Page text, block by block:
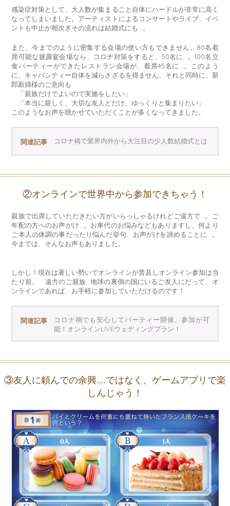
感染症対策として、大人数が集まること自体にハードルが非常に高く
なってしまいました。アーティストによるコンサートやライブ、イベ
ントも中止が相次ぎその流れは結婚式にも…。
また、今までのように密集する会場の使い方もできません。80名着
席可能な披露宴会場なら、コロナ対策をすると、50名に…。100名立
食パーティーができたレストラン会場が、着席45名に…。このよう
に、キャパシティー自体を減らさざるを得ません。それと同時に、新
郎新婦様のご意向も
「親族だけでよいので実施をしたい」
「本当に親しく、大切な友人とだけ、ゆっくりと集まりたい」
このようなお声を聴かせていただくことが多くなってきました。
関連記事 コロナ禍で業界内外から大注目の少人数結婚式とは
②オンラインで世界中から参加できちゃう！
親族で出席していただきたい方がいらっしゃるけれどご遠方で…。ご
年配の方へのお声がけ…。お車代のお悩みなどもありますし、何より
ご本人の体調の事だったり悩んだ挙句、お声がけを諦めることに…。
今までは、そんなお声もありました。
しかし！現在は著しい勢いでオンラインが普及しオンライン参加は当
たり前。 遠方のご親族…地球の裏側の国にいるご友人にだって、オ
ンラインであれば、お手軽に参加していただけるのです！
関連記事
コロナ禍でも安心してパーティー開催、参加が可
能！オンラインLIVEウェディングプラン！
③友人に頼んでの余興…ではなく、ゲームアプリで楽
しんじゃう！